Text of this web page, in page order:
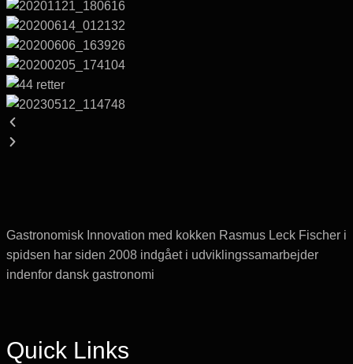
Gastronomisk Innovation med kokken Rasmus Leck Fischer i
spidsen har siden 2008 indgået i udviklingssamarbejder
indenfor dansk gastronomi
Quick Links